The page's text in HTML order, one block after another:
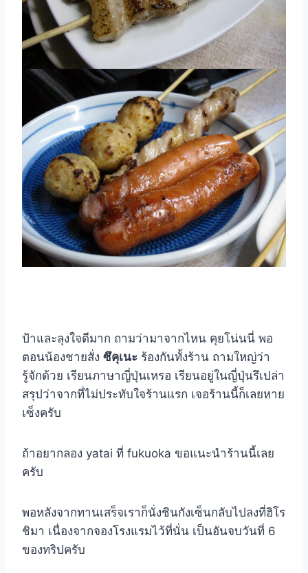
ป้าและลุงใจดีมาก ถามว่ามาจากไหน คุยโน่นนี่ พอ
ตอนน้องชายสั่ง ซึคุเนะ ร้องกันทั้งร้าน ถามใหญ่ว่า
รู้จักด้วย เรียนภาษาญี่ปุ่นเหรอ เรียนอยู่ในญี่ปุ่นรึเปล่า
สรุปว่าจากที่ไม่ประทับใจร้านแรก เจอร้านนี้ก็เลยหาย
เซ็งครับ
ถ้าอยากลอง yatai ที่ fukuoka ขอแนะนำร้านนี้เลย
ครับ
พอหลังจากทานเสร็จเราก็นั่งชินกังเซ็นกลับไปลงที่ฮิโร
ชิมา เนื่องจากจองโรงแรมไว้ที่นั่น เป็นอันจบวันที่ 6
ของทริปครับ